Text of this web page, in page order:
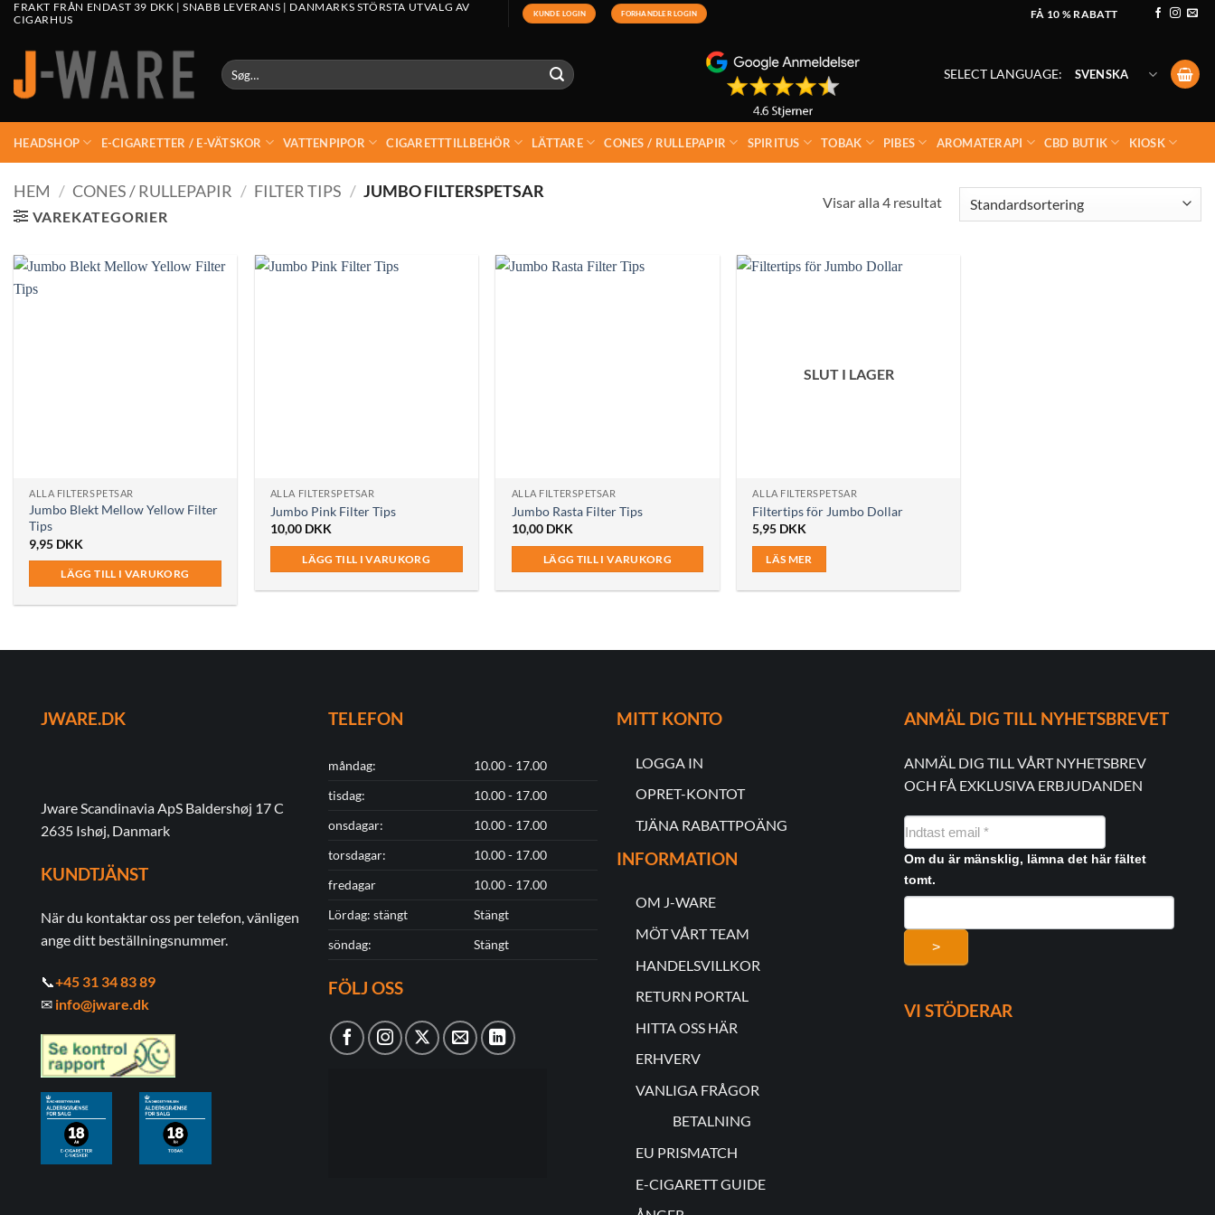
FRAKT FRÅN ENDAST 39 DKK | SNABB LEVERANS | DANMARKS STÖRSTA UTVALG AV
CIGARHUS
KUNDE LOGIN FORHANDLER LOGIN FÅ 10 % RABATT
Søg
efter:
SELECT LANGUAGE: SVENSKA
HEADSHOP E-CIGARETTER / E-VÄTSKOR VATTENPIPOR CIGARETTTILLBEHÖR LÄTTARE CONES / RULLEPAPIR SPIRITUS TOBAK PIBES AROMATERAPI CBD BUTIK KIOSK
HEM / CONES / RULLEPAPIR / FILTER TIPS / JUMBO FILTERSPETSAR
VAREKATEGORIER
Visar alla 4 resultat
ALLA FILTERSPETSAR
Jumbo Blekt Mellow Yellow Filter
Tips
9,95 DKK
LÄGG TILL I VARUKORG
ALLA FILTERSPETSAR
Jumbo Pink Filter Tips
10,00 DKK
LÄGG TILL I VARUKORG
ALLA FILTERSPETSAR
Jumbo Rasta Filter Tips
10,00 DKK
LÄGG TILL I VARUKORG
SLUT I LAGER
ALLA FILTERSPETSAR
Filtertips för Jumbo Dollar
5,95 DKK
LÄS MER
JWARE.DK
Jware Scandinavia ApS Baldershøj 17 C
2635 Ishøj, Danmark
KUNDTJÄNST
När du kontaktar oss per telefon, vänligen
ange ditt beställningsnummer.
📞+45 31 34 83 89
✉ info@jware.dk
TELEFON
måndag:
10.00 - 17.00
tisdag:
10.00 - 17.00
onsdagar:
10.00 - 17.00
torsdagar:
10.00 - 17.00
fredagar
10.00 - 17.00
Lördag: stängt
Stängt
söndag:
Stängt
FÖLJ OSS
MITT KONTO
LOGGA IN
OPRET-KONTOT
TJÄNA RABATTPOÄNG
INFORMATION
OM J-WARE
MÖT VÅRT TEAM
HANDELSVILLKOR
RETURN PORTAL
HITTA OSS HÄR
ERHVERV
VANLIGA FRÅGOR
BETALNING
EU PRISMATCH
E-CIGARETT GUIDE
ANMÄL DIG TILL NYHETSBREVET
ANMÄL DIG TILL VÅRT NYHETSBREV
OCH FÅ EXKLUSIVA ERBJUDANDEN
NYHEDSMAIL
FORMULAR
Om du är mänsklig, lämna det här fältet
tomt.
>
VI STÖDERAR